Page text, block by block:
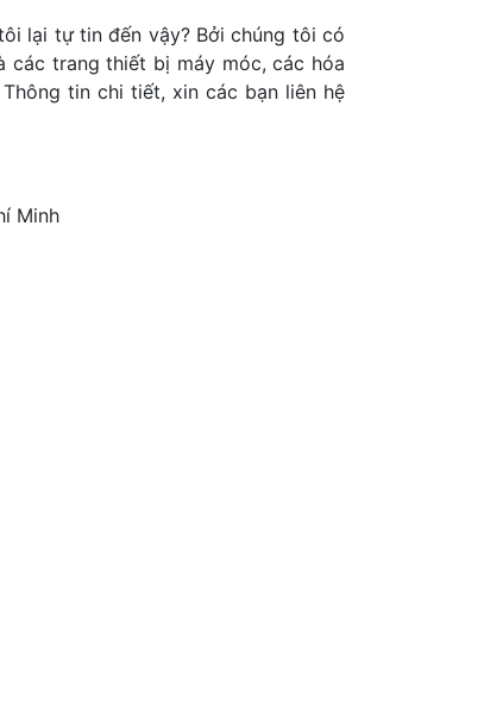
lại tự tin đến vậy? Bởi chúng tôi có
các trang thiết bị máy móc, các hóa
tin chi tiết, xin các bạn liên hệ
Minh